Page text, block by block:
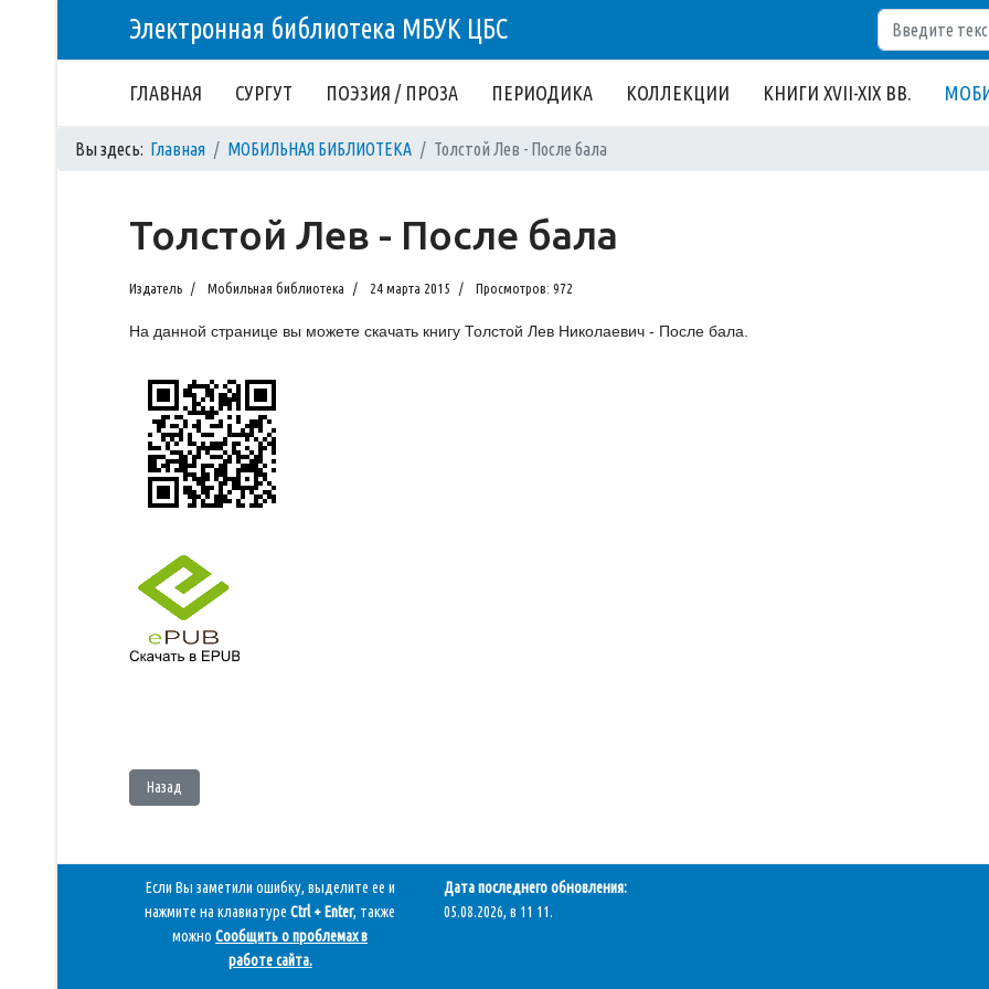
Электронная библиотека МБУК ЦБС
ГЛАВНАЯ СУРГУТ ПОЭЗИЯ / ПРОЗА ПЕРИОДИКА КОЛЛЕКЦИИ КНИГИ XVII-XIX ВВ.
Вы здесь: Главная МОБИЛЬНАЯ БИБЛИОТЕКА Толстой Лев - После бала
Толстой Лев - После бала
Издатель Мобильная библиотека 24 марта 2015 Просмотров: 972
На данной странице вы можете скачать книгу Толстой Лев Николаевич - После бала.
Предыдущий: Гринвуд Джеймс - Маленький оборвыш
Назад
Если Вы заметили ошибку, выделите ее и
нажмите на клавиатуре Ctrl + Enter, также
можно Сообщить о проблемах в
работе сайта.
Дата последнего обновления:
05.08.2026, в 11 11.